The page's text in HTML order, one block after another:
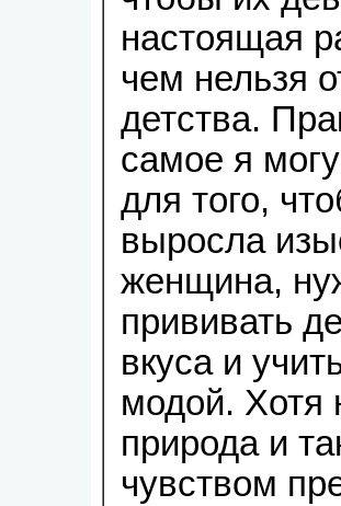
настоящая
чем нельзя
детства.
самое я
для того,
выросла
женщина,
прививать
вкуса и
модой. Хотя
природа и
чувством